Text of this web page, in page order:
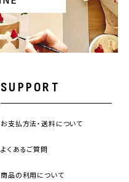
SUPPORT
お支払方法・送料について
よくあるご質問
商品の利用について